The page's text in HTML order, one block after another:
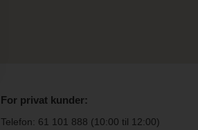
For privat kunder:
Telefon: 61 101 888 (10:00 til 12:00)